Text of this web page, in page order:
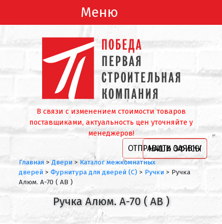
Меню
В связи с изменением стоимости товаров
поставщиками, актуальность цен уточняйте у
менеджеров!
ОТПРАВИТЬ ЗАЯВКУ
НАШИ ОФИСЫ
Главная > Двери > Каталог межкомнатных
дверей > Фурнитура для дверей (С) > Ручки > Ручка
Aлюм. A-70 ( AB )
Ручка Aлюм. A-70 ( AB )